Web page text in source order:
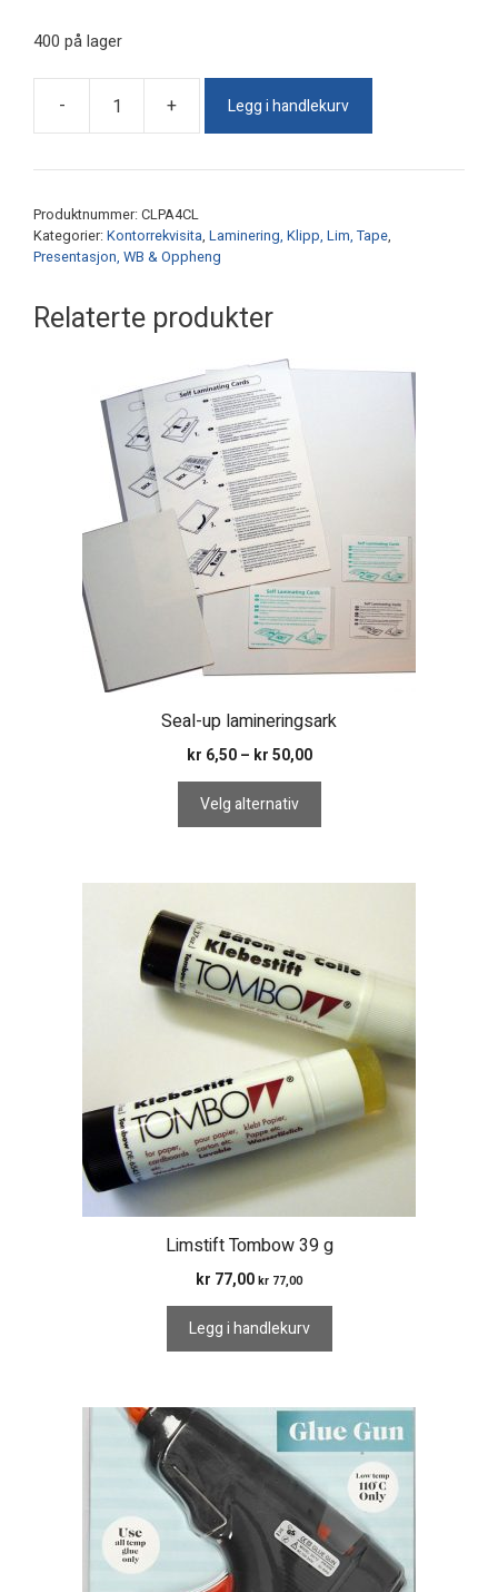
400 på lager
-
Film
med
A4
antall
+ Legg i handlekurv
Produktnummer: CLPA4CL
Kategorier: Kontorrekvisita, Laminering, Klipp, Lim, Tape,
Presentasjon, WB & Oppheng
Relaterte produkter
Seal-up lamineringsark
kr 6,50 – kr 50,00Prisområde:
Velg alternativ
produktet
Alternativene
produktsiden
Limstift Tombow 39 g
kr 77,00 kr 77,00
Legg i handlekurv
Alternativene